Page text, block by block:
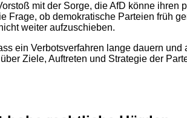
mit der Sorge, die AfD könne
Frage, ob demokratische Parteien früh
weiter aufzuschieben.
ein Verbotsverfahren lange dauern
Ziele, Auftreten und Strategie der